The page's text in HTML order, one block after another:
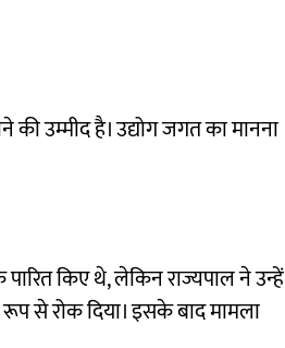
उम्मीद है। उद्योग जगत का मानना
किए थे, लेकिन राज्यपाल ने उन्हें
रूप से रोक दिया। इसके बाद मामला